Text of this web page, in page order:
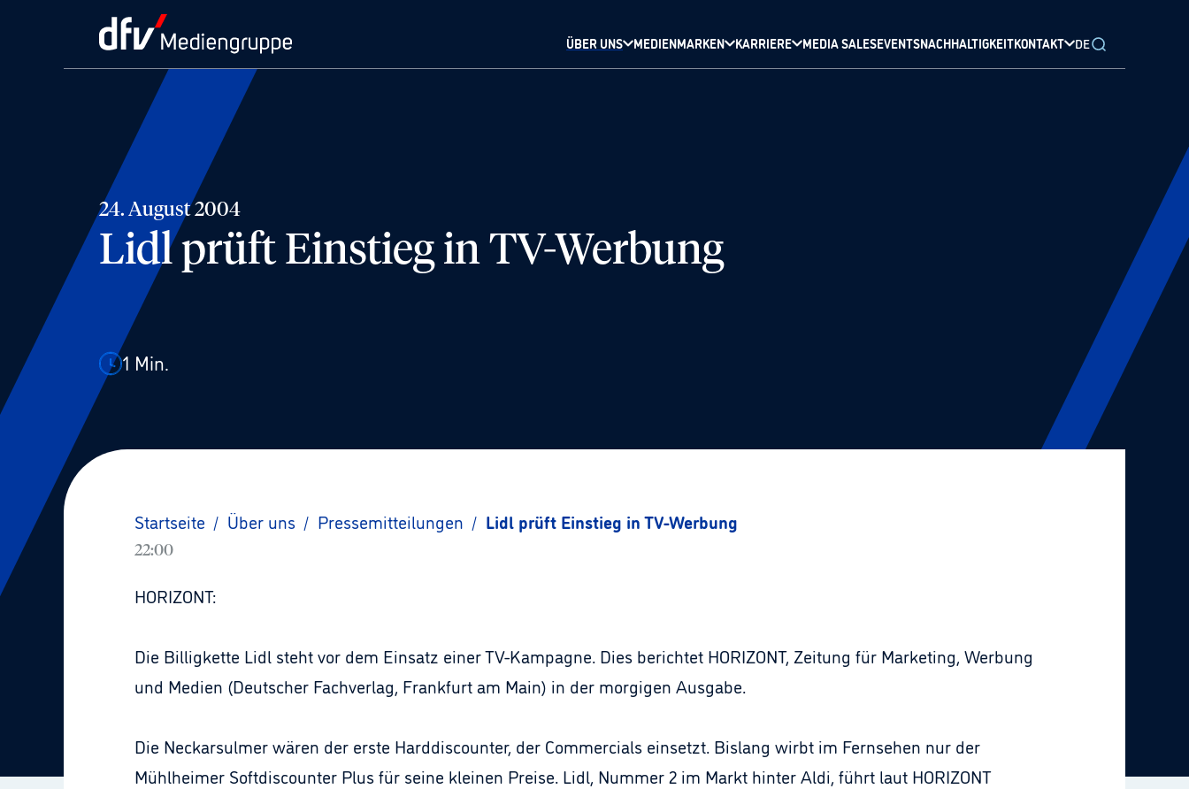
ÜBER UNS MEDIENMARKEN KARRIERE MEDIA SALESEVENTSNACHHALTIGKEITKONTAKT DE
24. August 2004
Lidl prüft Einstieg in TV-Werbung
1 Min.
Startseite / Über uns / Pressemitteilungen / Lidl prüft Einstieg in TV-Werbung
22:00
HORIZONT:
Die Billigkette Lidl steht vor dem Einsatz einer TV-Kampagne. Dies berichtet HORIZONT, Zeitung für Marketing, Werbung
und Medien (Deutscher Fachverlag, Frankfurt am Main) in der morgigen Ausgabe.
Die Neckarsulmer wären der erste Harddiscounter, der Commercials einsetzt. Bislang wirbt im Fernsehen nur der
Mühlheimer Softdiscounter Plus für seine kleinen Preise. Lidl, Nummer 2 im Markt hinter Aldi, führt laut HORIZONT